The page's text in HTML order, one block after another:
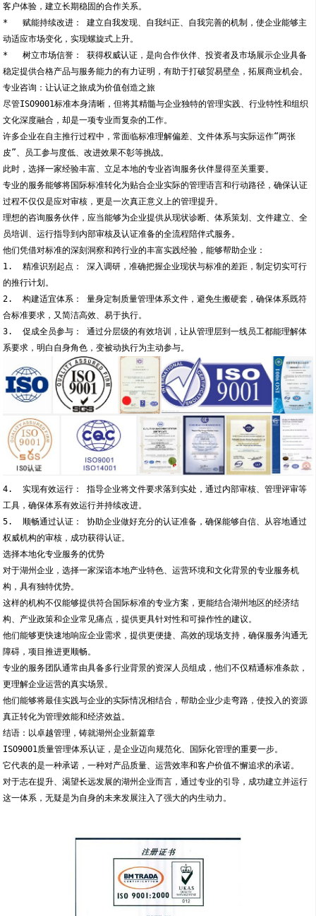
客户体验，建立长期稳固的合作关系。
*   赋能持续改进： 建立自我发现、自我纠正、自我完善的机制，使企业能够主
动适应市场变化，实现螺旋式上升。
*   树立市场信誉： 获得权威认证，是向合作伙伴、投资者及市场展示企业具备
稳定提供合格产品与服务能力的有力证明，有助于打破贸易壁垒，拓展商业机会。
专业咨询：让认证之旅成为价值创造之旅
尽管ISO9001标准本身清晰，但将其精髓与企业独特的管理实践、行业特性和组织
文化深度融合，却是一项专业而复杂的工作。
许多企业在自主推行过程中，常面临标准理解偏差、文件体系与实际运作“两张
皮”、员工参与度低、改进效果不彰等挑战。
此时，选择一家经验丰富、立足本地的专业咨询服务伙伴显得至关重要。
专业的服务能够将国际标准转化为贴合企业实际的管理语言和行动路径，确保认证
过程不仅仅是应对审核，更是一次真正意义上的管理提升。
理想的咨询服务伙伴，应当能够为企业提供从现状诊断、体系策划、文件建立、全
员培训、运行指导到内部审核及认证准备的全流程陪伴式服务。
他们凭借对标准的深刻洞察和跨行业的丰富实践经验，能够帮助企业：
1.  精准识别起点： 深入调研，准确把握企业现状与标准的差距，制定切实可行
的推行计划。
2.  构建适宜体系： 量身定制质量管理体系文件，避免生搬硬套，确保体系既符
合标准要求，又简洁高效、易于执行。
3.  促成全员参与： 通过分层级的有效培训，让从管理层到一线员工都能理解体
系要求，明白自身角色，变被动执行为主动参与。
4.  实现有效运行： 指导企业将文件要求落到实处，通过内部审核、管理评审等
工具，确保体系有效运行并持续改进。
5.  顺畅通过认证： 协助企业做好充分的认证准备，确保能够自信、从容地通过
权威机构的审核，成功获得认证。
选择本地化专业服务的优势
对于湖州企业，选择一家深谙本地产业特色、运营环境和文化背景的专业服务机
构，具有独特优势。
这样的机构不仅能够提供符合国际标准的专业方案，更能结合湖州地区的经济结
构、产业政策和企业常见痛点，提供更具针对性和可操作性的建议。
他们能够更快速地响应企业需求，提供更便捷、高效的现场支持，确保服务沟通无
障碍，项目推进更顺畅。
专业的服务团队通常由具备多行业背景的资深人员组成，他们不仅精通标准条款，
更理解企业运营的真实场景。
他们能够将最佳实践与企业的实际情况相结合，帮助企业少走弯路，使投入的资源
真正转化为管理效能和经济效益。
结语：以卓越管理，铸就湖州企业新篇章
ISO9001质量管理体系认证，是企业迈向规范化、国际化管理的重要一步。
它代表的是一种承诺，一种对产品质量、运营效率和客户价值不懈追求的承诺。
对于志在提升、渴望长远发展的湖州企业而言，通过专业的引导，成功建立并运行
这一体系，无疑是为自身的未来发展注入了强大的内生动力。